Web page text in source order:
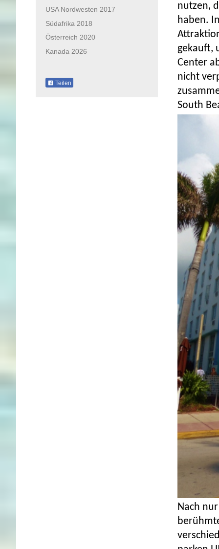
nutzen,
haben.
gekauft,
Center
nicht
South
Nach
USA Nordwesten 2017
Südafrika 2018
Österreich 2020
Kanada 2026
Teilen